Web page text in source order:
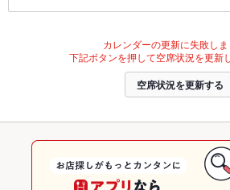
カレンダーの更新に失敗しま
下記ボタンを押して空席状況を更新
空席状況を更新する